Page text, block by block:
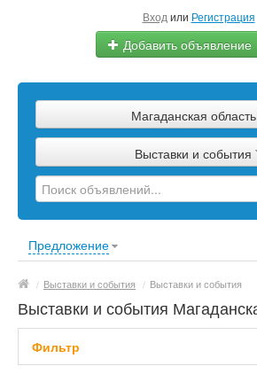
Вход или Регистрация
Добавить объявление
Сырье
Изделия
Оборудование
Магаданская область
Выставки и события
Предложение
/ Выставки и события / Выставки и события
Выставки и события
Фильтр